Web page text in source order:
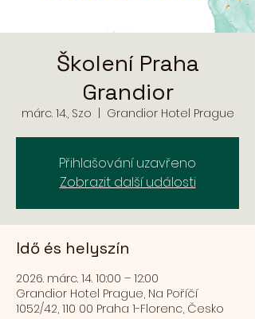
Školení Praha
Grandior
márc. 14., Szo Grandior Hotel Prague
Přihlašování uzavřeno
Zobrazit další události
Idő és helyszín
2026. márc. 14. 10:00 – 12:00
Grandior Hotel Prague, Na Poříčí
1052/42, 110 00 Praha 1-Florenc, Česko